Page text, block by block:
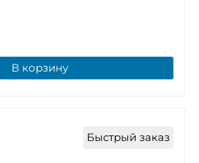
В корзину
Быстрый заказ